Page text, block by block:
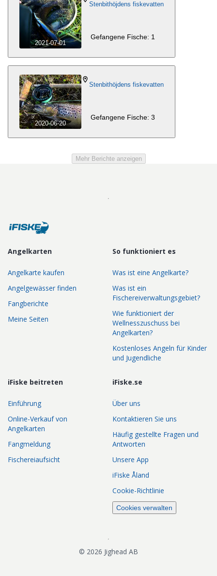
2021-07-01
Stenbithöjdens fiskevatten
Gefangene Fische: 1
2020-06-20
Stenbithöjdens fiskevatten
Gefangene Fische: 3
Mehr Berichte anzeigen
Angelkarten
Angelkarte kaufen
Angelgewässer finden
Fangberichte
Meine Seiten
So funktioniert es
Was ist eine Angelkarte?
Was ist ein
Fischereiverwaltungsgebiet?
Wie funktioniert der
Wellnesszuschuss bei
Angelkarten?
Kostenloses Angeln für Kinder
und Jugendliche
iFiske beitreten
Einführung
Online-Verkauf von
Angelkarten
Fangmeldung
Fischereiaufsicht
iFiske.se
Über uns
Kontaktieren Sie uns
Häufig gestellte Fragen und
Antworten
Unsere App
iFiske Åland
Cookie-Richtlinie
Cookies verwalten
© 2026 Jighead AB